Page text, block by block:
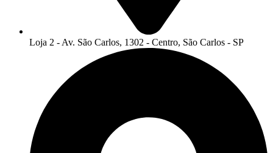
Loja 2 - Av. São Carlos, 1302 - Centro, São Carlos - SP